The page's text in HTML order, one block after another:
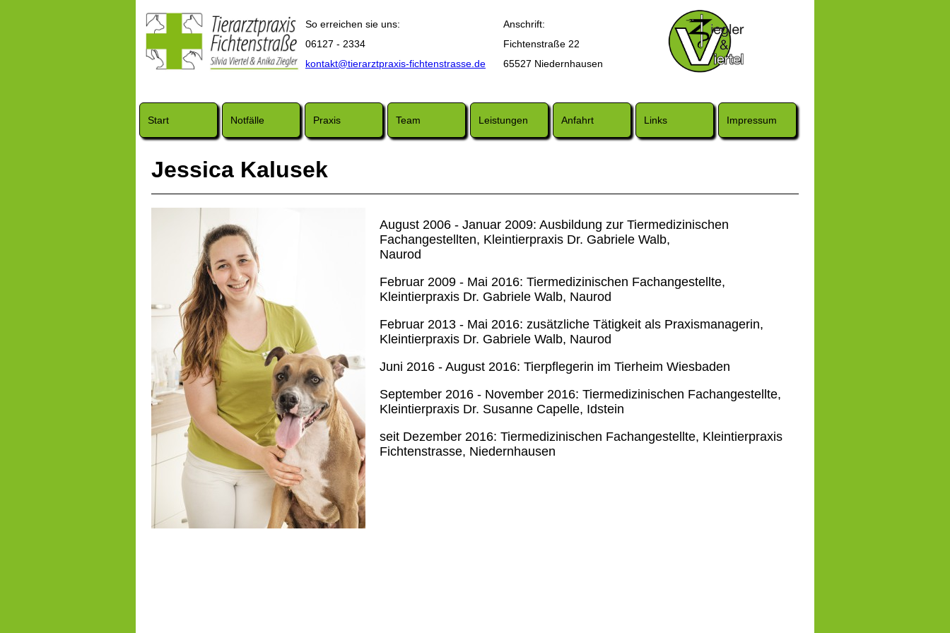
So erreichen sie uns:
06127 - 2334
kontakt@tierarztpraxis-fichtenstrasse.de
Anschrift:
Fichtenstraße 22
65527 Niedernhausen
Start Notfälle Praxis Team Leistungen Anfahrt Links Impressum
Jessica Kalusek
August 2006 - Januar 2009: Ausbildung zur Tiermedizinischen
Fachangestellten, Kleintierpraxis Dr. Gabriele Walb,
Naurod
Februar 2009 - Mai 2016: Tiermedizinischen Fachangestellte,
Kleintierpraxis Dr. Gabriele Walb, Naurod
Februar 2013 - Mai 2016: zusätzliche Tätigkeit als Praxismanagerin,
Kleintierpraxis Dr. Gabriele Walb, Naurod
Juni 2016 - August 2016: Tierpflegerin im Tierheim Wiesbaden
September 2016 - November 2016: Tiermedizinischen Fachangestellte,
Kleintierpraxis Dr. Susanne Capelle, Idstein
seit Dezember 2016: Tiermedizinischen Fachangestellte, Kleintierpraxis
Fichtenstrasse, Niedernhausen